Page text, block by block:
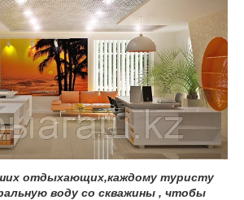
отдыхающих,каждому туристу
воду со скважины , чтобы